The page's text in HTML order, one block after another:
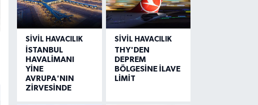
SIVIL HAVACILIK
İSTANBUL
HAVALİMANI
YİNE
AVRUPA'NIN
ZİRVESİNDE
SIVIL HAVACILIK
THY'DEN
DEPREM
BÖLGESİNE İLAVE
LİMİT